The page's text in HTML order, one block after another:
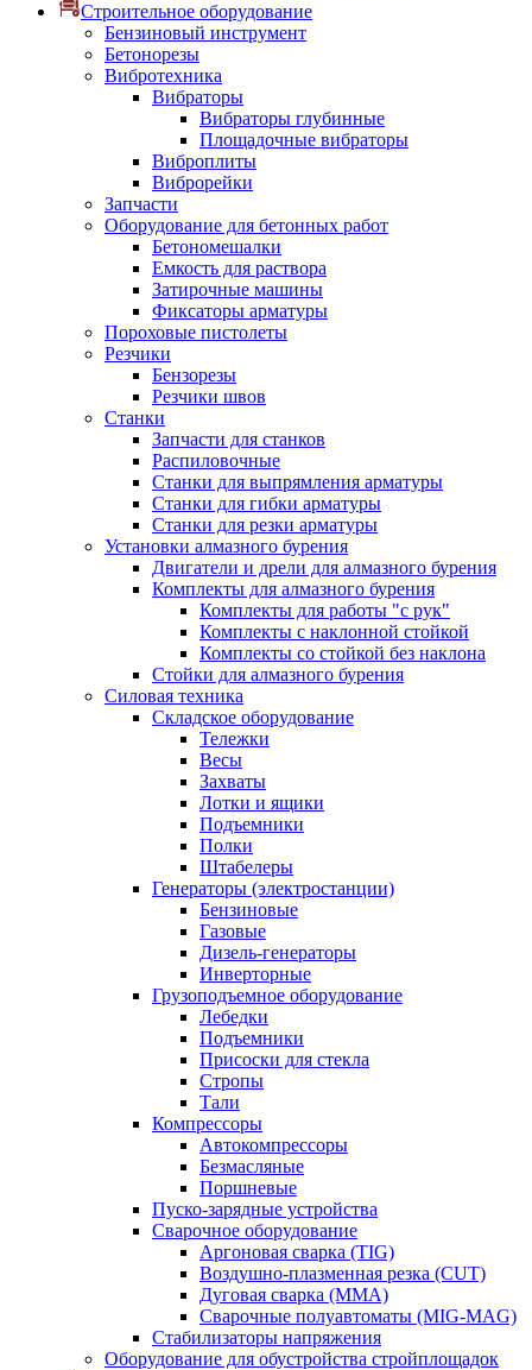
Строительное оборудование
Бензиновый инструмент
Бетонорезы
Вибротехника
Вибраторы
Вибраторы глубинные
Площадочные вибраторы
Виброплиты
Виброрейки
Запчасти
Оборудование для бетонных работ
Бетономешалки
Емкость для раствора
Затирочные машины
Фиксаторы арматуры
Пороховые пистолеты
Резчики
Бензорезы
Резчики швов
Станки
Запчасти для станков
Распиловочные
Станки для выпрямления арматуры
Станки для гибки арматуры
Станки для резки арматуры
Установки алмазного бурения
Двигатели и дрели для алмазного бурения
Комплекты для алмазного бурения
Комплекты для работы "с рук"
Комплекты с наклонной стойкой
Комплекты со стойкой без наклона
Стойки для алмазного бурения
Силовая техника
Складское оборудование
Тележки
Весы
Захваты
Лотки и ящики
Подъемники
Полки
Штабелеры
Генераторы (электростанции)
Бензиновые
Газовые
Дизель-генераторы
Инверторные
Грузоподъемное оборудование
Лебедки
Подъемники
Присоски для стекла
Стропы
Тали
Компрессоры
Автокомпрессоры
Безмасляные
Поршневые
Пуско-зарядные устройства
Сварочное оборудование
Аргоновая сварка (TIG)
Воздушно-плазменная резка (CUT)
Дуговая сварка (ММА)
Сварочные полуавтоматы (MIG-MAG)
Стабилизаторы напряжения
Оборудование для обустройства стройплощадок